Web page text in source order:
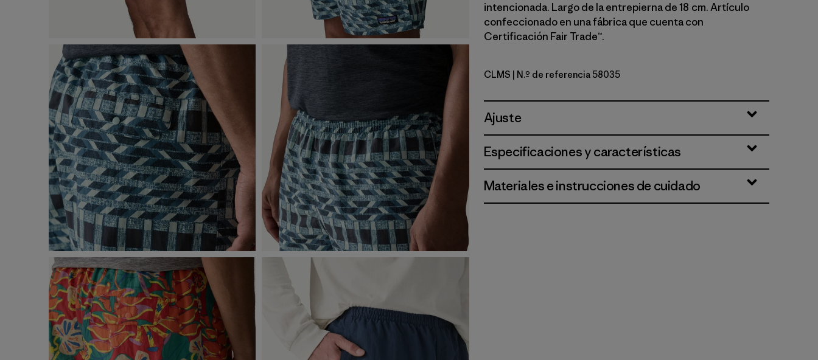
intencionada. Largo de la entrepierna de 18 cm. Artículo
confeccionado en una fábrica que cuenta con
Certificación Fair Trade™.
Climbing Stripe: Still Blue
CLMS | N.º de referencia 58035
Ajuste
Especificaciones y características
Materiales e instrucciones de cuidado